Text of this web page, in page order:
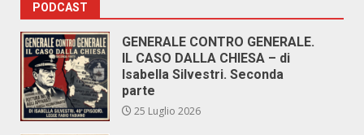
PODCAST
GENERALE CONTRO GENERALE.
IL CASO DALLA CHIESA – di
Isabella Silvestri. Seconda
parte
25 Luglio 2026